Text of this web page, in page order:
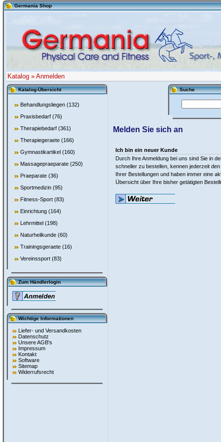
Germania Shop
Katalog » Anmelden
Katalog-Übersicht
Behandlungsliegen (132)
Praxisbedarf (76)
Therapiebedarf (361)
Therapiegeraete (166)
Gymnastikartikel (160)
Massagepraeparate (250)
Praeparate (36)
Sportmedizin (95)
Fitness-Sport (83)
Einrichtung (164)
Lehrmittel (198)
Naturheilkunde (60)
Trainingsgeraete (16)
Vereinssport (83)
Zum Händlerlogin
Wichtige Informationen
Liefer- und Versandkosten
Datenschutz
Unsere AGB's
Impressum
Kontakt
Software
Sitemap
Widerrufsrecht
Suche
Melden Sie sich an
Ich bin ein neuer Kunde
Durch Ihre Anmeldung bei uns sind Sie in
schneller zu bestellen, kennen jederzeit den
Ihrer Bestellungen und haben immer eine
Übersicht über Ihre bisher getätigten